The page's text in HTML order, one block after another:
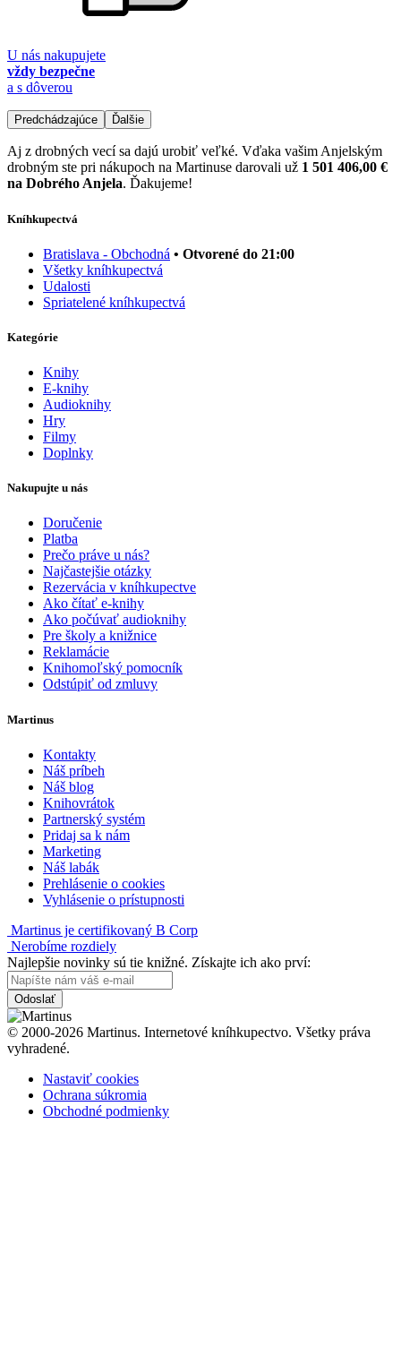
U nás nakupujete
vždy bezpečne
a s dôverou
Predchádzajúce Ďalšie
Aj z drobných vecí sa dajú urobiť veľké. Vďaka vašim Anjelským
drobným ste pri nákupoch na Martinuse darovali už 1 501 406,00 €
na Dobrého Anjela. Ďakujeme!
Kníhkupectvá
Bratislava - Obchodná • Otvorené do 21:00
Všetky kníhkupectvá
Udalosti
Spriatelené kníhkupectvá
Kategórie
Knihy
E-knihy
Audioknihy
Hry
Filmy
Doplnky
Nakupujte u nás
Doručenie
Platba
Prečo práve u nás?
Najčastejšie otázky
Rezervácia v kníhkupectve
Ako čítať e-knihy
Ako počúvať audioknihy
Pre školy a knižnice
Reklamácie
Knihomoľský pomocník
Odstúpiť od zmluvy
Martinus
Kontakty
Náš príbeh
Náš blog
Knihovrátok
Partnerský systém
Pridaj sa k nám
Marketing
Náš labák
Prehlásenie o cookies
Vyhlásenie o prístupnosti
Martinus je certifikovaný B Corp
Nerobíme rozdiely
Najlepšie novinky sú tie knižné. Získajte ich ako prví:
Odoslať
© 2000-2026 Martinus. Internetové kníhkupectvo. Všetky práva
vyhradené.
Nastaviť cookies
Ochrana súkromia
Obchodné podmienky